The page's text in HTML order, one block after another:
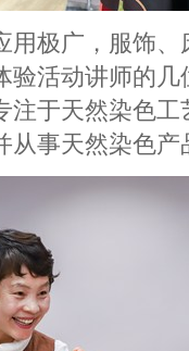
极广，服饰、
验活动讲师的
注于天然染色
从事天然染色产